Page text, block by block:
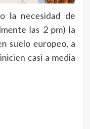
la necesidad de
las 2 pm) la
suelo europeo, a
casi a media